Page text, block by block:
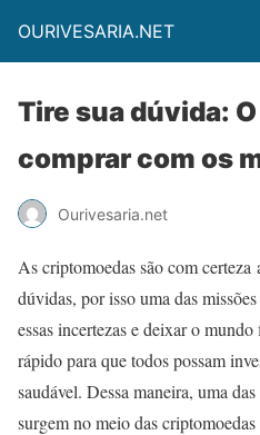
OURIVESARIA.NET
Tire sua dúvida:
comprar com os
Ourivesaria.net
As criptomoedas são com
dúvidas, por isso uma das
essas incertezas e deixar o
rápido para que todos possam
saudável. Dessa maneira, uma
surgem no meio das